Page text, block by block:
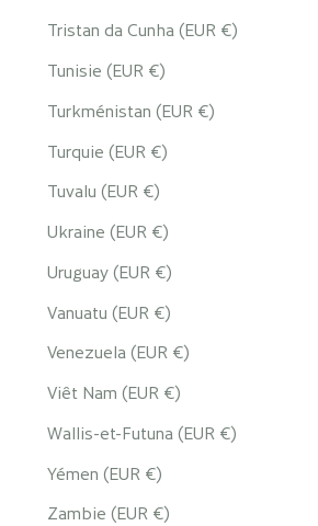
Tristan da Cunha (EUR €)
Tunisie (EUR €)
Turkménistan (EUR €)
Turquie (EUR €)
Tuvalu (EUR €)
Ukraine (EUR €)
Uruguay (EUR €)
Vanuatu (EUR €)
Venezuela (EUR €)
Viêt Nam (EUR €)
Wallis-et-Futuna (EUR €)
Yémen (EUR €)
Zambie (EUR €)